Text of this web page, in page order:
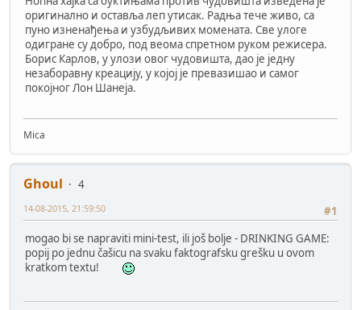
оригинално и оставља леп утисак. Радња тече живо, са
пуно изненађења и узбудљивих момената. Све улоге
одигране су добро, под веома спретном руком режисера.
Борис Карлов, у улози овог чудовишта, дао је једну
незаборавну креацију, у којој је превазишао и самог
покојног Лон Шанеја.
Mica
Ghoul
4
#1
14-08-2015, 21:59:50
mogao bi se napraviti mini-test, ili još bolje - DRINKING GAME:
popij po jednu čašicu na svaku faktografsku grešku u ovom
kratkom textu!